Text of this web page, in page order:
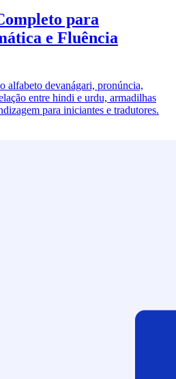
para
e Fluência
devanágari, pronúncia,
entre hindi e urdu, armadilhas
para iniciantes e tradutores.